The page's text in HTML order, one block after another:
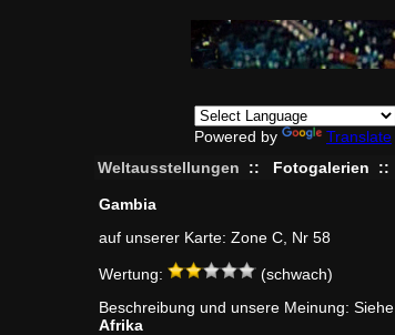
Powered by Translate
Weltausstellungen :: Fotogalerien ::
Gambia
auf unserer Karte: Zone C, Nr 58
Wertung:
(schwach)
Beschreibung und unsere Meinung: Siehe
Afrika